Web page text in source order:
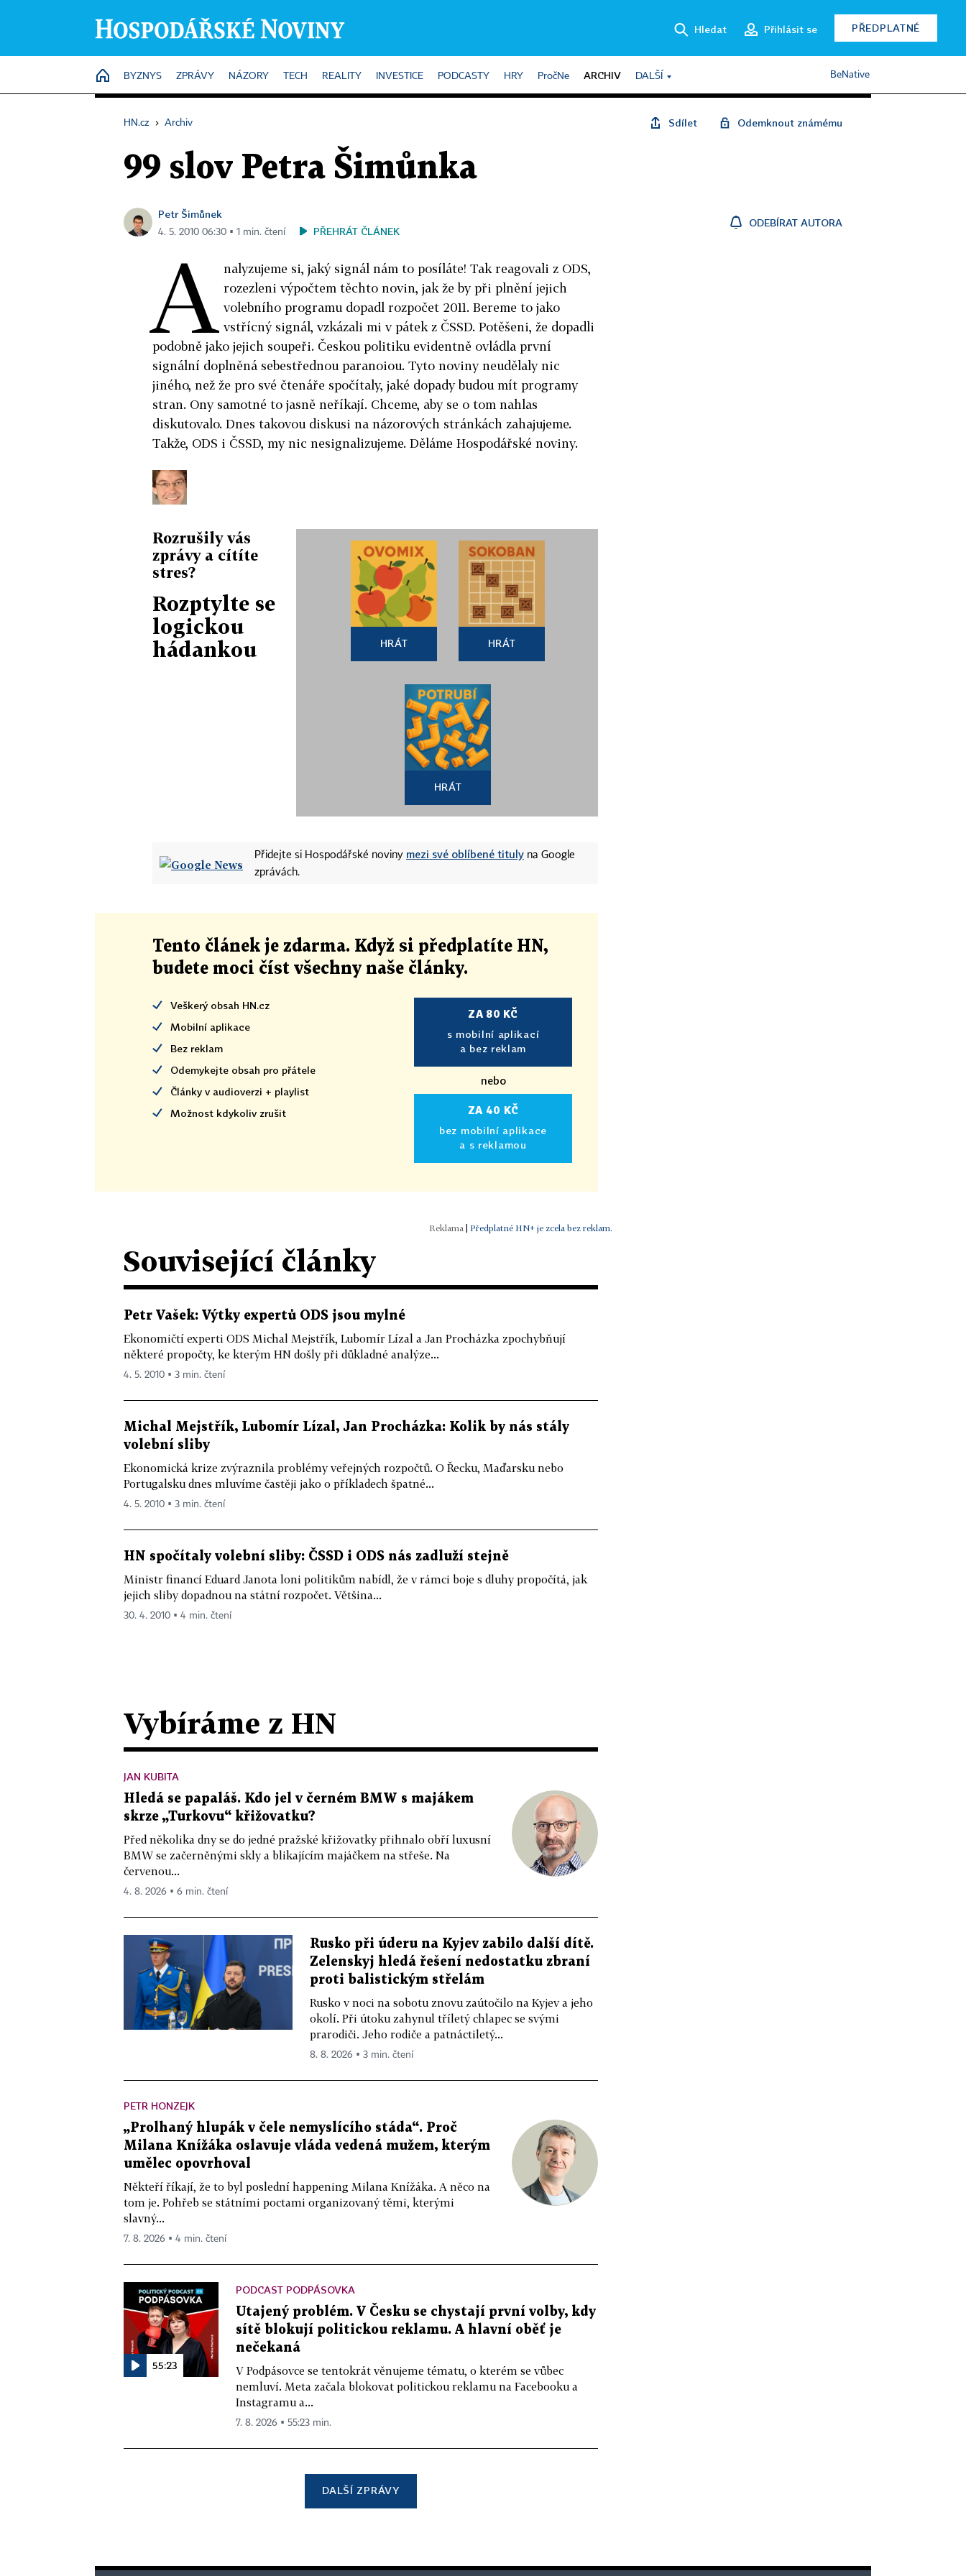
Hledat Přihlásit se PŘEDPLATNÉ
HOME
BYZNYS ZPRÁVY NÁZORY TECH REALITY INVESTICE PODCASTY HRY PročNe ARCHIV DALŠÍ BeNative
HN.cz › Archiv Sdílet Odemknout známému
99 slov Petra Šimůnka
Petr Šimůnek
4. 5. 2010 06:30 ▪ 1 min. čtení PŘEHRÁT ČLÁNEK
ODEBÍRAT AUTORA
A nalyzujeme si, jaký signál nám to posíláte! Tak reagovali z ODS,
rozezleni výpočtem těchto novin, jak že by při plnění jejich
volebního programu dopadl rozpočet 2011. Bereme to jako
vstřícný signál, vzkázali mi v pátek z ČSSD. Potěšeni, že dopadli
podobně jako jejich soupeři. Českou politiku evidentně ovládla první
signální doplněná sebestřednou paranoiou. Tyto noviny neudělaly nic
jiného, než že pro své čtenáře spočítaly, jaké dopady budou mít programy
stran. Ony samotné to jasně neříkají. Chceme, aby se o tom nahlas
diskutovalo. Dnes takovou diskusi na názorových stránkách zahajujeme.
Takže, ODS i ČSSD, my nic nesignalizujeme. Děláme Hospodářské noviny.
Rozrušily vás
zprávy a cítíte
stres?
Rozptylte se
logickou
hádankou
HRÁT HRÁT
HRÁT
Přidejte si Hospodářské noviny mezi své oblíbené tituly na Google
zprávách.
Tento článek je zdarma. Když si předplatíte HN,
budete moci číst všechny naše články.
Veškerý obsah HN.cz
Mobilní aplikace
Bez reklam
Odemykejte obsah pro přátele
Články v audioverzi + playlist
Možnost kdykoliv zrušit
ZA 80 KČ
s mobilní aplikací
a bez reklam
nebo
ZA 40 KČ
bez mobilní aplikace
a s reklamou
Předplatné HN+ je zcela bez reklam.
Související články
Petr Vašek: Výtky expertů ODS jsou mylné
Ekonomičtí experti ODS Michal Mejstřík, Lubomír Lízal a Jan Procházka zpochybňují
některé propočty, ke kterým HN došly při důkladné analýze...
4. 5. 2010 ▪ 3 min. čtení
Michal Mejstřík, Lubomír Lízal, Jan Procházka: Kolik by nás stály
volební sliby
Ekonomická krize zvýraznila problémy veřejných rozpočtů. O Řecku, Maďarsku nebo
Portugalsku dnes mluvíme častěji jako o příkladech špatné...
4. 5. 2010 ▪ 3 min. čtení
HN spočítaly volební sliby: ČSSD i ODS nás zadluží stejně
Ministr financí Eduard Janota loni politikům nabídl, že v rámci boje s dluhy propočítá, jak
jejich sliby dopadnou na státní rozpočet. Většina...
30. 4. 2010 ▪ 4 min. čtení
Vybíráme z HN
JAN KUBITA
Hledá se papaláš. Kdo jel v černém BMW s majákem
skrze „Turkovu“ křižovatku?
Před několika dny se do jedné pražské křižovatky přihnalo obří luxusní
BMW se začerněnými skly a blikajícím majáčkem na střeše. Na
červenou...
4. 8. 2026 ▪ 6 min. čtení
Rusko při úderu na Kyjev zabilo další dítě.
Zelenskyj hledá řešení nedostatku zbraní
proti balistickým střelám
Rusko v noci na sobotu znovu zaútočilo na Kyjev a jeho
okolí. Při útoku zahynul tříletý chlapec se svými
prarodiči. Jeho rodiče a patnáctiletý...
8. 8. 2026 ▪ 3 min. čtení
PETR HONZEJK
„Prolhaný hlupák v čele nemyslícího stáda“. Proč
Milana Knížáka oslavuje vláda vedená mužem, kterým
umělec opovrhoval
Někteří říkají, že to byl poslední happening Milana Knížáka. A něco na
tom je. Pohřeb se státními poctami organizovaný těmi, kterými
slavný...
7. 8. 2026 ▪ 4 min. čtení
55:23
PODCAST PODPÁSOVKA
Utajený problém. V Česku se chystají první volby, kdy
sítě blokují politickou reklamu. A hlavní oběť je
nečekaná
V Podpásovce se tentokrát věnujeme tématu, o kterém se vůbec
nemluví. Meta začala blokovat politickou reklamu na Facebooku a
Instagramu a...
7. 8. 2026 ▪ 55:23 min.
DALŠÍ ZPRÁVY